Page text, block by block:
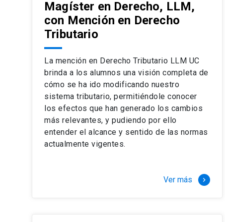
Magíster en Derecho, LLM,
con Mención en Derecho
Tributario
La mención en Derecho Tributario LLM UC
brinda a los alumnos una visión completa de
cómo se ha ido modificando nuestro
sistema tributario, permitiéndole conocer
los efectos que han generado los cambios
más relevantes, y pudiendo por ello
entender el alcance y sentido de las normas
actualmente vigentes.
Ver más keyboard_arrow_right